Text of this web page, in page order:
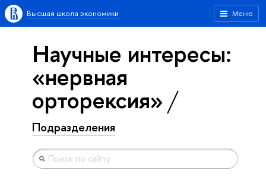
Меню
Высшая школа экономики
Научные интересы:
«нервная
орторексия»
Подразделения